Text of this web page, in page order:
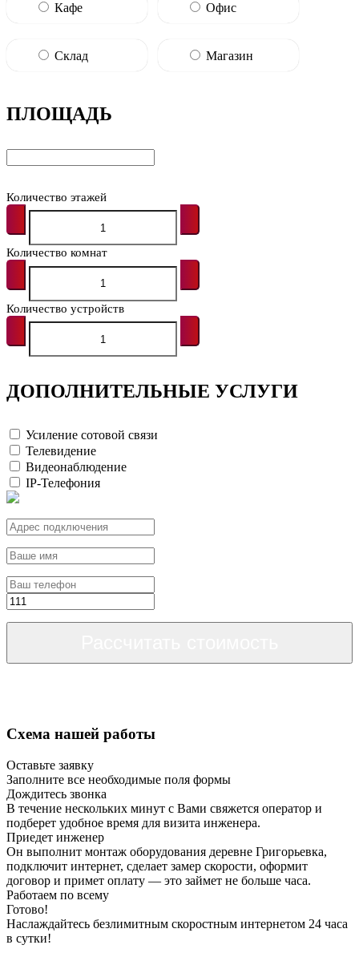
Кафе Офис
Склад Магазин
ПЛОЩАДЬ
Количество этажей
Количество комнат
Количество устройств
ДОПОЛНИТЕЛЬНЫЕ УСЛУГИ
Усиление сотовой связи
Телевидение
Видеонаблюдение
IP-Телефония
Схема нашей работы
Оставьте заявку
Заполните все необходимые поля формы
Дождитесь звонка
В течение нескольких минут с Вами свяжется оператор и
подберет удобное время для визита инженера.
Приедет инженер
Он выполнит монтаж оборудования деревне Григорьевка,
подключит интернет, сделает замер скорости, оформит
договор и примет оплату — это займет не больше часа.
Работаем по всему
Готово!
Наслаждайтесь безлимитным скоростным интернетом 24 часа
в сутки!